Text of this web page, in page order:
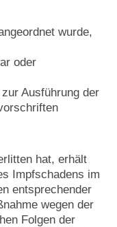
wurde,
oder
Ausführung der
hat, erhält
Impfschadens im
entsprechender
wegen der
Folgen der